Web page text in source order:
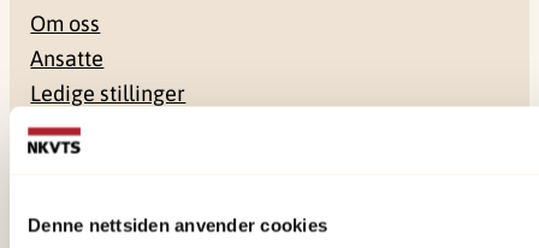
Denne nettsiden anvender cookies
Om oss
Ansatte
Ledige stillinger
Publikasjoner
Meld deg på vårt nyhetsbrev